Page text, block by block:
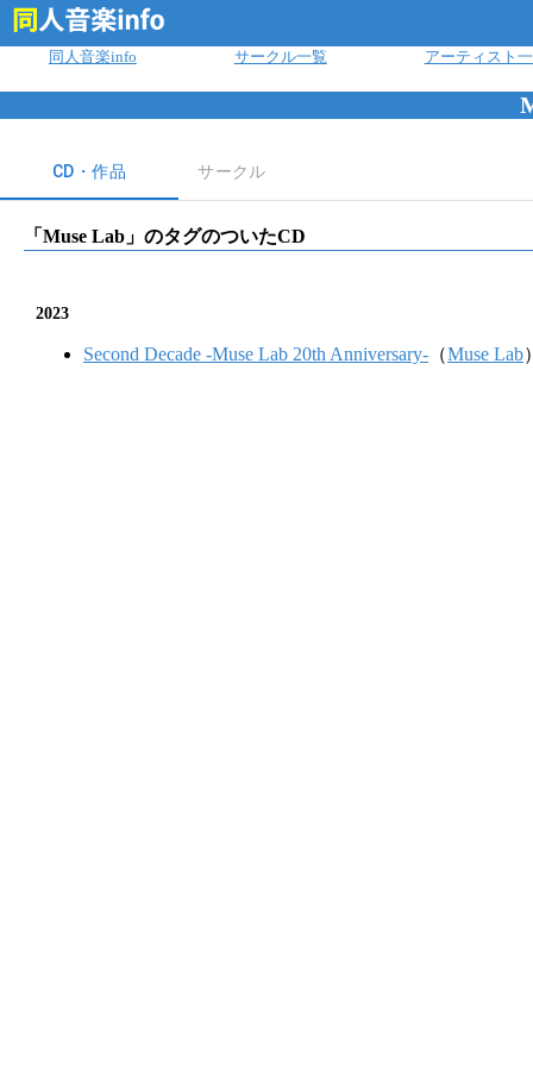
同人音楽info サークル一覧 アーティスト
CD・作品 サークル
「 Muse Lab 」のタグのついたCD
2023
Second Decade -Muse Lab 20th Anniversary- （Muse Lab